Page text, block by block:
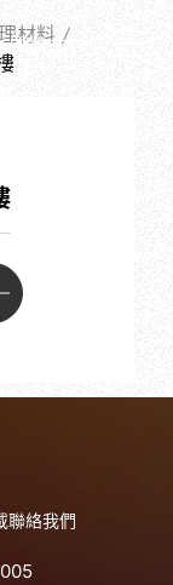
繁體中文
材料
聯絡我們